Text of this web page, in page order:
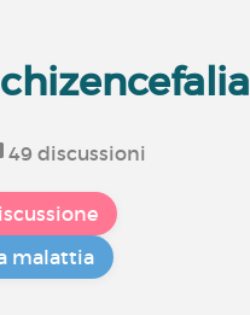
49 discussioni
malattia